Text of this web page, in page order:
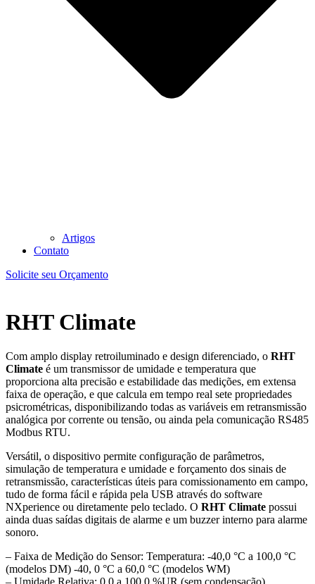
Artigos
Contato
Solicite seu Orçamento
RHT Climate
Com amplo display retroiluminado e design diferenciado, o RHT
Climate é um transmissor de umidade e temperatura que
proporciona alta precisão e estabilidade das medições, em extensa
faixa de operação, e que calcula em tempo real sete propriedades
psicrométricas, disponibilizando todas as variáveis em retransmissão
analógica por corrente ou tensão, ou ainda pela comunicação RS485
Modbus RTU.
Versátil, o dispositivo permite configuração de parâmetros,
simulação de temperatura e umidade e forçamento dos sinais de
retransmissão, características úteis para comissionamento em campo,
tudo de forma fácil e rápida pela USB através do software
NXperience ou diretamente pelo teclado. O RHT Climate possui
ainda duas saídas digitais de alarme e um buzzer interno para alarme
sonoro.
– Faixa de Medição do Sensor: Temperatura: -40,0 °C a 100,0 °C
(modelos DM) -40, 0 °C a 60,0 °C (modelos WM)
– Umidade Relativa: 0,0 a 100,0 %UR (sem condensação)